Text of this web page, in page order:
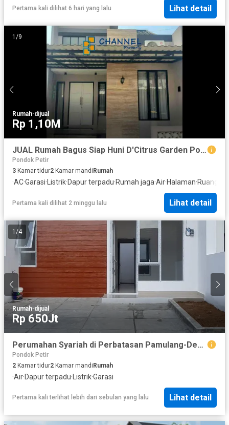
Pertama kali dilihat 6 hari yang lalu Lihat detail
1 /9
Rumah·dijual
Rp 1,10M
JUAL Rumah Bagus Siap Huni D'Citrus Garden Pondok Petir
Pondok Petir
3 Kamar tidur2 Kamar mandi Rumah
·AC·Garasi· Listrik·Dapur terpadu·Rumah jaga·Air·Halaman·Ruang
Pertama kali dilihat 2 minggu lalu Lihat detail
1 /4
Rumah·dijual
Rp 650Jt
Perumahan Syariah di Perbatasan Pamulang-Depok
Pondok Petir
2 Kamar tidur2 Kamar mandiRumah
·Air·Dapur terpadu·Listrik·Garasi
Pertama kali terlihat lebih dari sebulan yang lalu Lihat detail